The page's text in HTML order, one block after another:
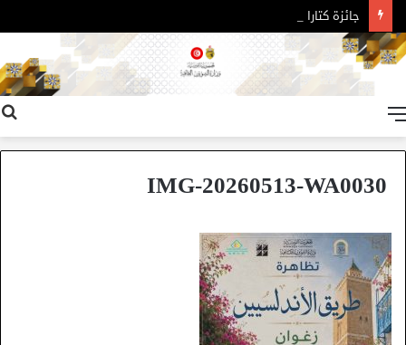
جائزة كتارا للرواية العربية – الدورة 11
IMG-20260513-WA0030